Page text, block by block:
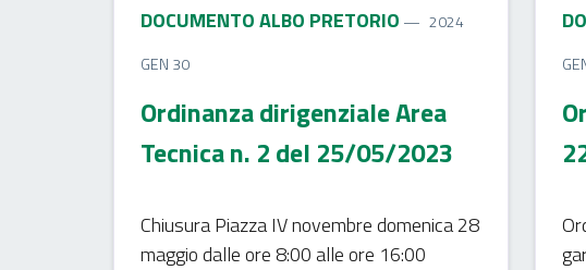
DOCUMENTO ALBO PRETORIO
2024
GEN 30
Ordinanza dirigenziale Area
Tecnica n. 2 del 25/05/2023
Chiusura Piazza IV novembre domenica 28
maggio dalle ore 8:00 alle ore 16:00